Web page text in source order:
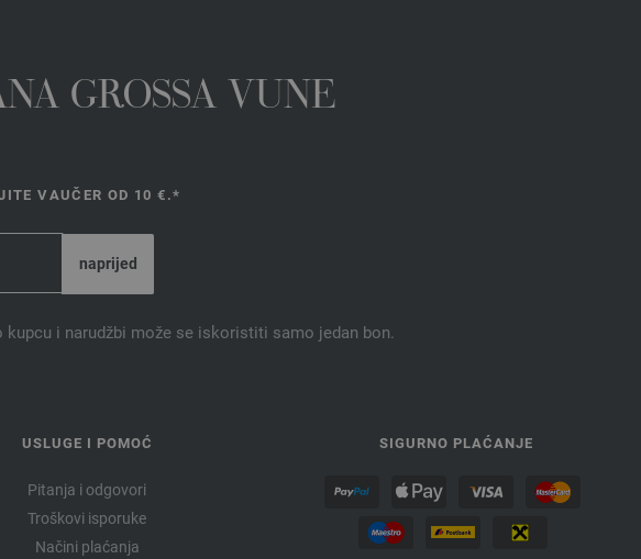
GROSSA VUNE
VAUČER OD 10 €.*
kupcu i narudžbi može se iskoristiti samo jedan bon.
USLUGE I POMOĆ
Pitanja i odgovori
Troškovi isporuke
Načini plaćanja
SIGURNO PLAĆANJE